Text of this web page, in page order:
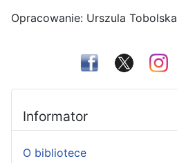
Informator
O bibliotece
Opracowanie: Urszula Tobolska